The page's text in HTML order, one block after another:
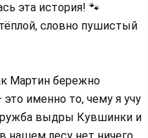
эта история! 🐾
словно пушистый
Мартин бережно
именно то, чему я учу
выдры Кувшинки и